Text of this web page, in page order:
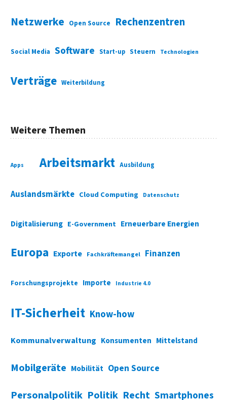
Netzwerke Open Source Rechenzentren
Social Media Software Start-up Steuern Technologien
Verträge Weiterbildung
Weitere Themen
Apps Arbeitsmarkt Ausbildung
Auslandsmärkte Cloud Computing Datenschutz
Digitalisierung E-Government Erneuerbare Energien
Europa Exporte Fachkräftemangel Finanzen
Forschungsprojekte Importe Industrie 4.0
IT-Sicherheit Know-how
Kommunalverwaltung Konsumenten Mittelstand
Mobilgeräte Mobilität Open Source
Personalpolitik Politik Recht Smartphones